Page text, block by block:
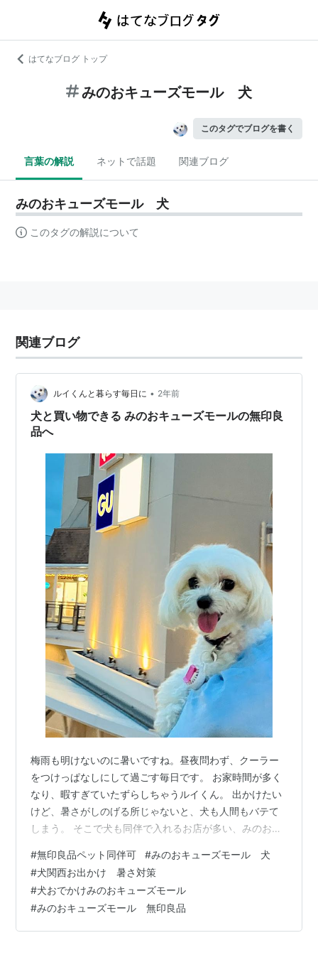
はてなブログ トップ
みのおキューズモール 犬
このタグでブログを書く
言葉の解説 ネットで話題 関連ブログ
みのおキューズモール 犬
このタグの解説について
関連ブログ
ルイくんと暮らす毎日に • 2年前
犬と買い物できる みのおキューズモールの無印良
品へ
梅雨も明けないのに暑いですね。昼夜問わず、クーラー
をつけっぱなしにして過ごす毎日です。 お家時間が多く
なり、暇すぎていたずらしちゃうルイくん。 出かけたい
けど、暑さがしのげる所じゃないと、犬も人間もバテて
しまう。 そこで犬も同伴で入れるお店が多い、みのおキ
が交差する、車で便利なアクセス。2023年3月に北大阪
急行電鉄も延伸し「箕面萱野」駅も出来てさらに便利に
なりました。 新駅舎前の芝生。新しいビルも新設されて
きれいです。 新しいSTATION棟は飲食店中心なのでペッ
トの入館不可ですが、犬連れで入店できるお店が多いの
#無印良品ペット同伴可 #みのおキューズモール 犬
#犬関西お出かけ 暑さ対策
#犬おでかけみのおキューズモール
#みのおキューズモール 無印良品